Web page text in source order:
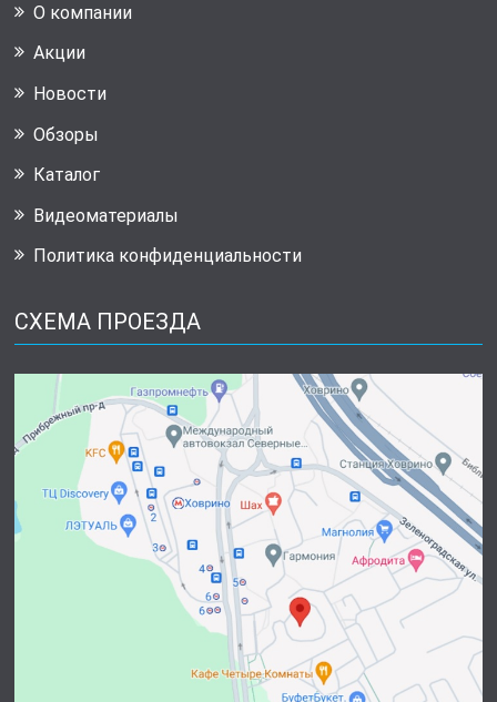
О компании
Акции
Новости
Обзоры
Каталог
Видеоматериалы
Политика конфиденциальности
СХЕМА ПРОЕЗДА